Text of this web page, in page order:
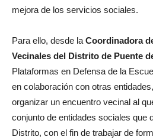
mejora de los servicios sociales.
Para ello, desde la Coordinadora
Vecinales del Distrito de Puente
Plataformas en Defensa de la
en colaboración con otras
organizar un encuentro vecinal al
conjunto de entidades sociales que
Distrito, con el fin de trabajar de